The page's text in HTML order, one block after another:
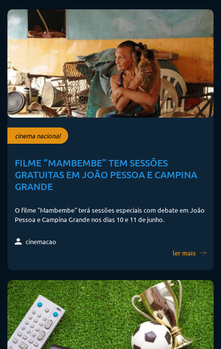
cinema nacional
FILME “MAMBEMBE” TEM SESSÕES
GRATUITAS EM JOÃO PESSOA E CAMPINA
GRANDE
O filme "Mambembe" terá sessões especiais com debate em João
Pessoa e Campina Grande nos dias 10 e 11 de junho.
cinemacao
ler mais